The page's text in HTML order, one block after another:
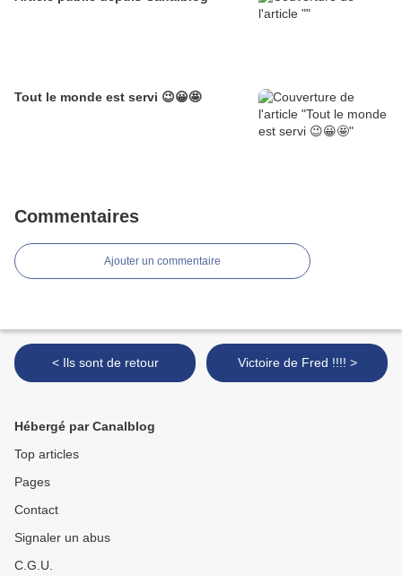
Tout le monde est servi 😉😀🤩
Commentaires
Ajouter un commentaire
< Ils sont de retour Victoire de Fred !!!! >
Hébergé par Canalblog
Top articles
Pages
Contact
Signaler un abus
C.G.U.